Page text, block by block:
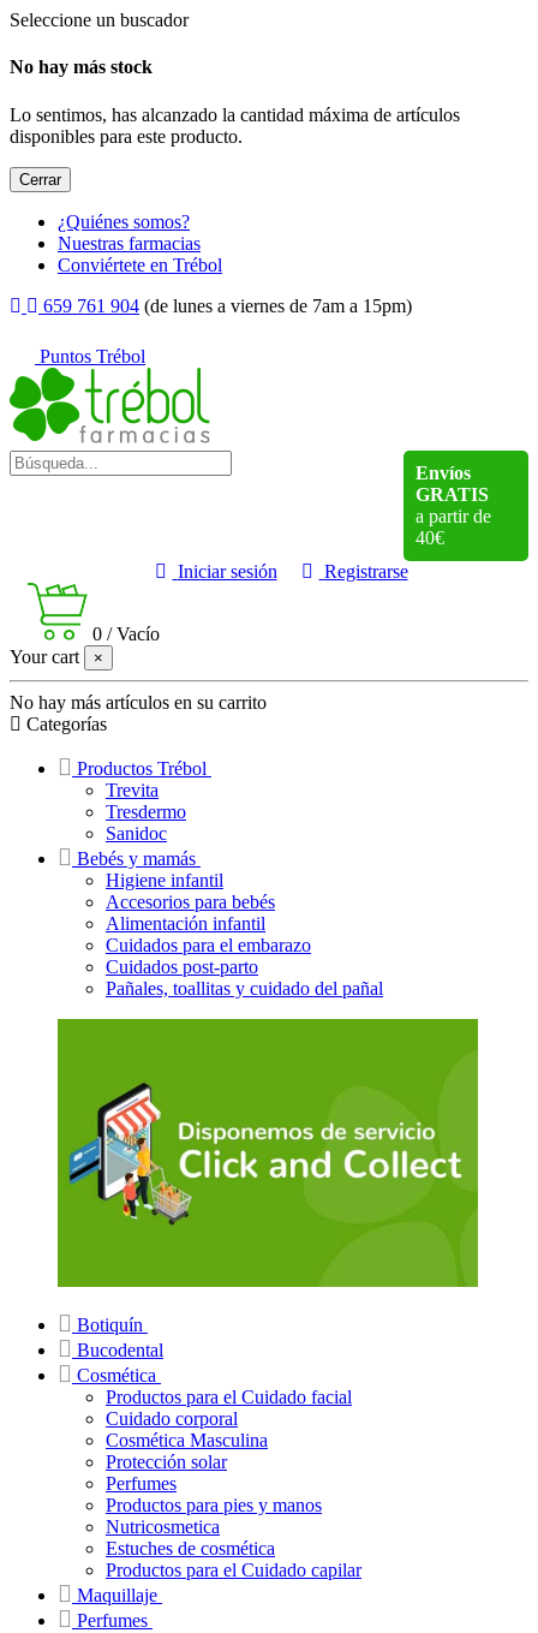
Seleccione un buscador
No hay más stock
Lo sentimos, has alcanzado la cantidad máxima de artículos
disponibles para este producto.
Cerrar
¿Quiénes somos?
Nuestras farmacias
Conviértete en Trébol
659 761 904 (de lunes a viernes de 7am a 15pm)
Puntos Trébol
Envíos
GRATIS
a partir de
40€
Iniciar sesión
Registrarse
0 /Vacío
Your cart
×
No hay más artículos en su carrito
Categorías
Productos Trébol
Trevita
Tresdermo
Sanidoc
Bebés y mamás
Higiene infantil
Accesorios para bebés
Alimentación infantil
Cuidados para el embarazo
Cuidados post-parto
Pañales, toallitas y cuidado del pañal
Botiquín
Bucodental
Cosmética
Productos para el Cuidado facial
Cuidado corporal
Cosmética Masculina
Protección solar
Perfumes
Productos para pies y manos
Nutricosmetica
Estuches de cosmética
Productos para el Cuidado capilar
Maquillaje
Perfumes